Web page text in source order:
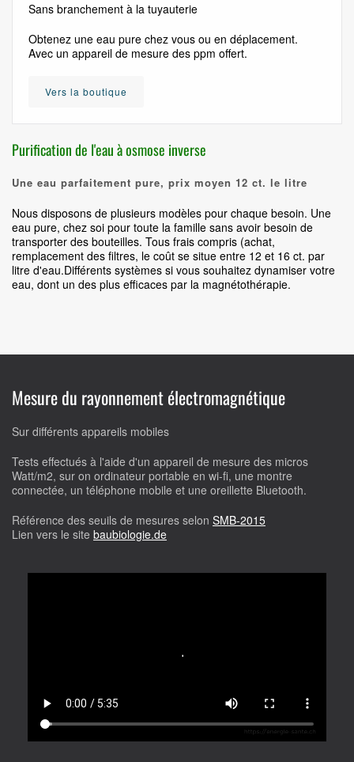
Sans branchement à la tuyauterie
Obtenez une eau pure chez vous ou en déplacement.
Avec un appareil de mesure des ppm offert.
Vers la boutique
Purification de l'eau à osmose inverse
Une eau parfaitement pure, prix moyen 12 ct. le litre
Nous disposons de plusieurs modèles pour chaque besoin. Une
eau pure, chez soi pour toute la famille sans avoir besoin de
transporter des bouteilles. Tous frais compris (achat,
remplacement des filtres, le coût se situe entre 12 et 16 ct. par
litre d'eau.Différents systèmes si vous souhaitez dynamiser votre
eau, dont un des plus efficaces par la magnétothérapie.
Mesure du rayonnement électromagnétique
Sur différents appareils mobiles
Tests effectués à l'aide d'un appareil de mesure des micros
Watt/m2, sur on ordinateur portable en wi-fi, une montre
connectée, un téléphone mobile et une oreillette Bluetooth.
Référence des seuils de mesures selon SMB-2015
Lien vers le site baubiologie.de